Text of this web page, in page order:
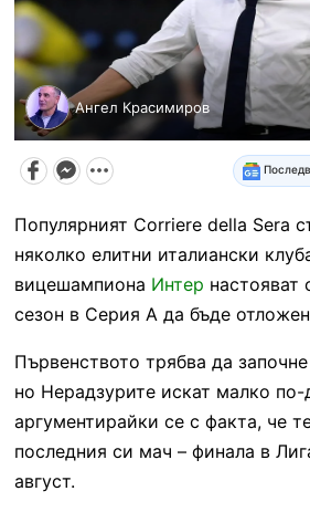
Ангел Красимиров
Популярният Corriere della Sera
няколко елитни италиански
вицешампиона Интер настояват
сезон в Серия А да бъде
Първенството трябва да
но Нерадзурите искат малко по-
аргументирайки се с факта, че
последния си мач – финала в
август.